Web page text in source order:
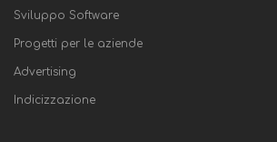
Sviluppo Software
Progetti per le aziende
Advertising
Indicizzazione